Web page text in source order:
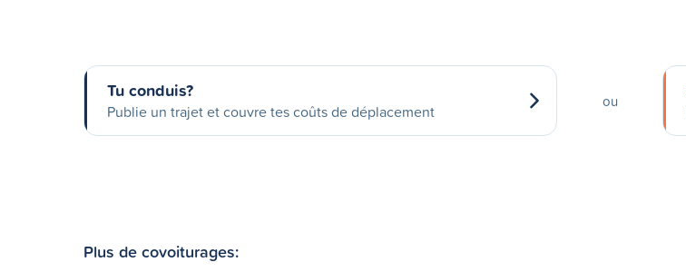
Tu conduis?
Publie un trajet et couvre tes coûts de déplacement
ou
Plus de covoiturages: